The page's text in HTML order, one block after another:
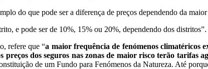
do que pode ser a diferença de preços dependendo da
e pode ser de 10%, 15% ou 20%, dependendo dos distritos”.
refere que “a maior frequência de fenómenos climatéricos
preços dos seguros nas zonas de maior risco terão
de um Fundo para Fenómenos da Natureza. Até